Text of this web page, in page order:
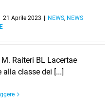
21 Aprile 2023 NEWS, NEWS
Raiteri BL Lacertae
alla classe dei [...]